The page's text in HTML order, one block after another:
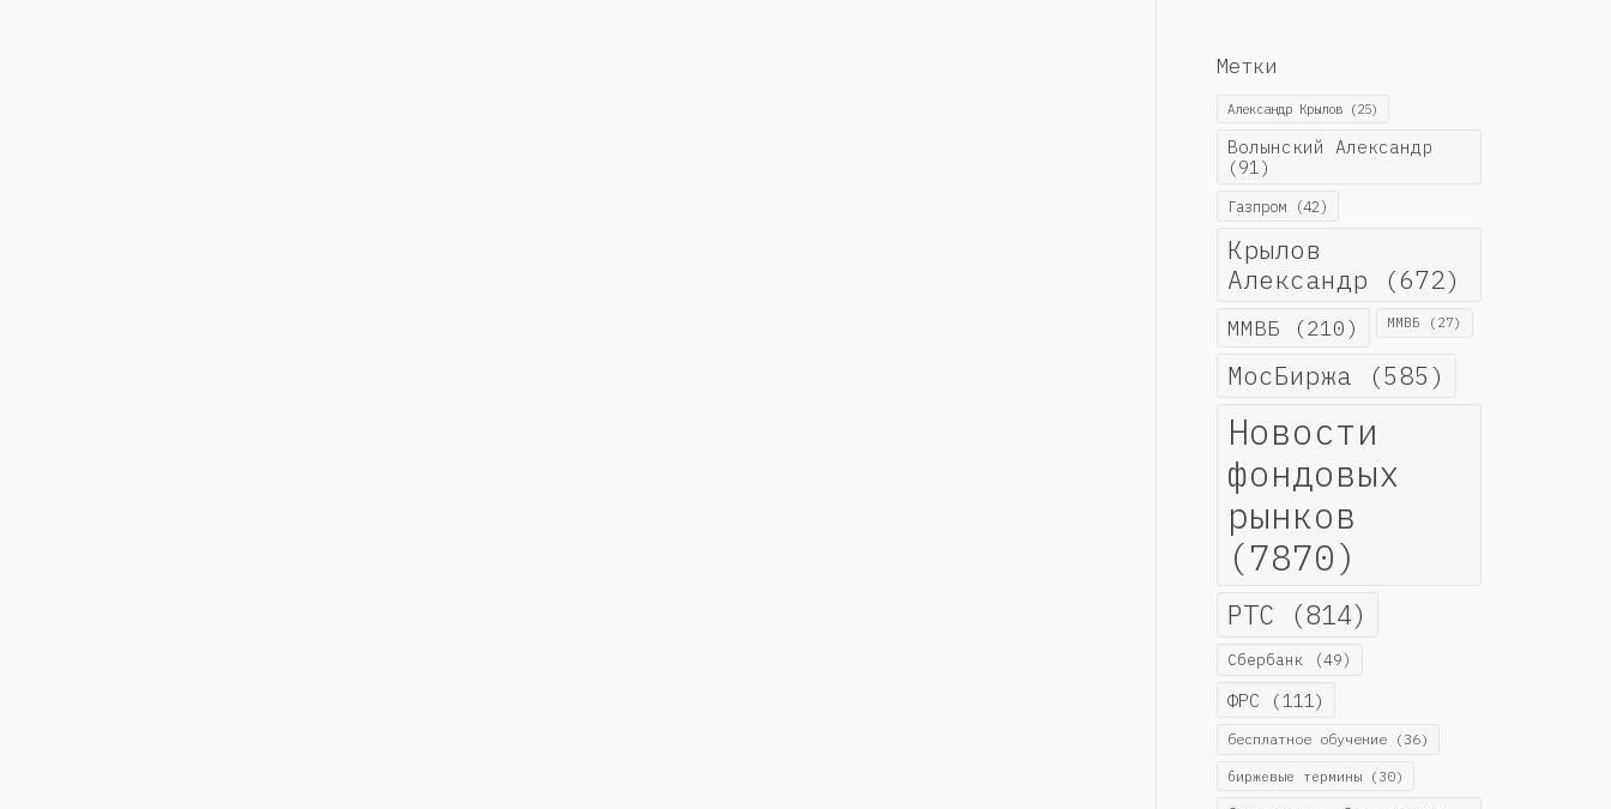
Метки
Александр Крылов(25)
Волынский Александр
(91)
Газпром(42)
Крылов
Александр (672)
ММВБ (210) ММВБ (27)
МосБиржа (585)
Новости
фондовых
рынков
(7870)
РТС (814)
Сбербанк (49)
ФРС (111)
бесплатное обучение(36)
биржевые термины(30)